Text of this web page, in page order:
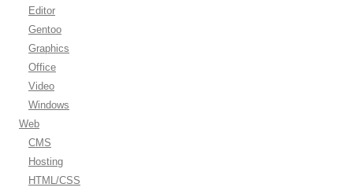
Editor
Gentoo
Graphics
Office
Video
Windows
Web
CMS
Hosting
HTML/CSS